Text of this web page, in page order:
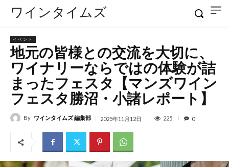
ワインタイムズ
イベント
地元の皆様との交流を大切に、
ワイナリーならではの体験が詰
まったフェスタ【マンズワイン
フェスタ勝沼・小諸レポート】
By ワインタイムズ 編集部 2025年11月12日 225 0